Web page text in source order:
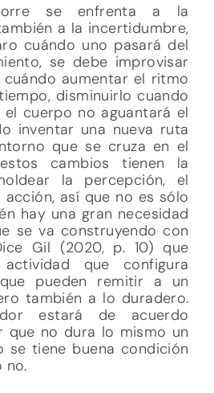
se enfrenta a la
a la incertidumbre,
cuándo uno pasará del
se debe improvisar
aumentar el ritmo
disminuirlo cuando
cuerpo no aguantará el
inventar una nueva ruta
que se cruza en el
cambios tienen la
la percepción, el
así que no es sólo
hay una gran necesidad
se va construyendo con
Gil (2020, p. 10) que
que configura
pueden remitir a un
también a lo duradero.
estará de acuerdo
que no dura lo mismo un
se tiene buena condición
no.